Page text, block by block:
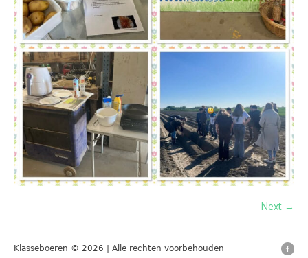
Next →
Klasseboeren © 2026 | Alle rechten voorbehouden